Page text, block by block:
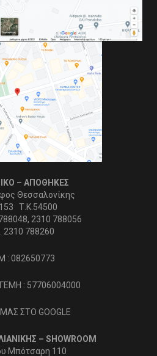
– ΑΠΟΘΗΚΕΣ
Θεσσαλονίκης
Τ.Κ.54500
2310 788056
2310 788260
: 082650773
: 57706004000
ΣΤΟ GOOGLE
– SHOWROOM
Μπότσαρη 110